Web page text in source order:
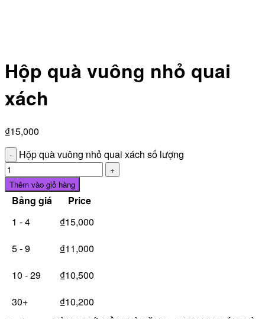
Hộp quà vuông nhỏ quai
xách
₫15,000
Hộp quà vuông nhỏ quai xách số lượng
Thêm vào giỏ hàng
Bảng giá
Price
1 - 4
₫15,000
5 - 9
₫11,000
10 - 29
₫10,500
30+
₫10,200